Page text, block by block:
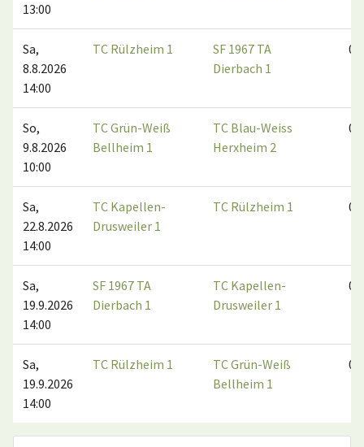
13:00
Sa,
8.8.2026
14:00
TC Rülzheim 1
SF 1967 TA
Dierbach 1
0:0
So,
9.8.2026
10:00
TC Grün-Weiß
Bellheim 1
TC Blau-Weiss
Herxheim 2
0:0
Sa,
22.8.2026
14:00
TC Kapellen-
Drusweiler 1
TC Rülzheim 1 0:0
Sa,
19.9.2026
14:00
SF 1967 TA
Dierbach 1
TC Kapellen-
Drusweiler 1
0:0
Sa,
19.9.2026
14:00
TC Rülzheim 1
TC Grün-Weiß
Bellheim 1
0:0